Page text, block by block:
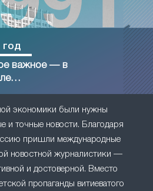
экономики были нужны
и точные новости. Благодаря
пришли международные
новостной журналистики —
и достоверной. Вместо
пропаганды витиеватого
год
важное — в